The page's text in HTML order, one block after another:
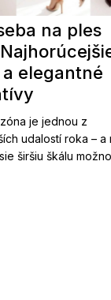
na ples
elegantné
je jednou z
udalostí roka – a
širšiu škálu